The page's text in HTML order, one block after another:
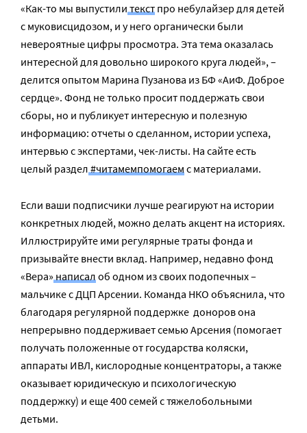
«Как-то мы выпустили текст про небулайзер для детей
с муковисцидозом, и у него органически были
невероятные цифры просмотра. Эта тема оказалась
интересной для довольно широкого круга людей», –
делится опытом Марина Пузанова из БФ «АиФ. Доброе
сердце». Фонд не только просит поддержать свои
сборы, но и публикует интересную и полезную
информацию: отчеты о сделанном, истории успеха,
интервью с экспертами, чек-листы. На сайте есть
целый раздел #читамемпомогаем с материалами.
Если ваши подписчики лучше реагируют на истории
конкретных людей, можно делать акцент на историях.
Иллюстрируйте ими регулярные траты фонда и
призывайте внести вклад. Например, недавно фонд
«Вера» написал об одном из своих подопечных –
мальчике с ДЦП Арсении. Команда НКО объяснила, что
благодаря регулярной поддержке доноров она
непрерывно поддерживает семью Арсения (помогает
получать положенные от государства коляски,
аппараты ИВЛ, кислородные концентраторы, а также
оказывает юридическую и психологическую
поддержку) и еще 400 семей с тяжелобольными
детьми.